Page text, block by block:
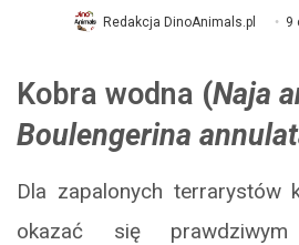
Redakcja DinoAnimals.pl 9
Kobra wodna (Naja
Boulengerina
Dla zapalonych terrarystów
okazać się